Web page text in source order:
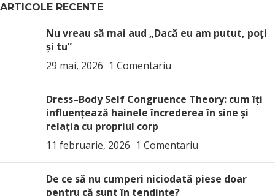
ARTICOLE RECENTE
Nu vreau să mai aud „Dacă eu am putut, poți
și tu”
29 mai, 2026 1 Comentariu
Dress–Body Self Congruence Theory: cum îți
influențează hainele încrederea în sine și
relația cu propriul corp
11 februarie, 2026 1 Comentariu
De ce să nu cumperi niciodată piese doar
pentru că sunt în tendințe?